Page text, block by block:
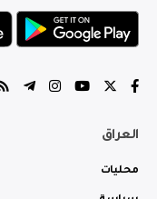
العراق
محليات